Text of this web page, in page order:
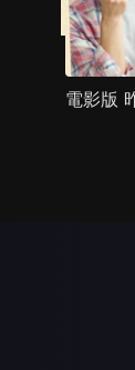
電影版